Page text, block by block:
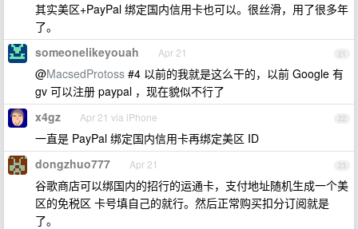
其实美区+PayPal 绑定国内信用卡也可以。很丝滑，用了很多年
了。
21
someonelikeyouah Apr 21
@MacsedProtoss #4 以前的我就是这么干的，以前 Google 有
gv 可以注册 paypal ，现在貌似不行了
22
x4gz Apr 21 via iPhone
一直是 PayPal 绑定国内信用卡再绑定美区 ID
23
dongzhuo777 Apr 21
谷歌商店可以绑国内的招行的运通卡，支付地址随机生成一个美
区的免税区 卡号填自己的就行。然后正常购买扣分订阅就是
了。